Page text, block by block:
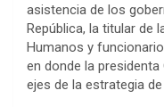
asistencia de los
República, la titular de
Humanos y
en donde la
ejes de la estrategia